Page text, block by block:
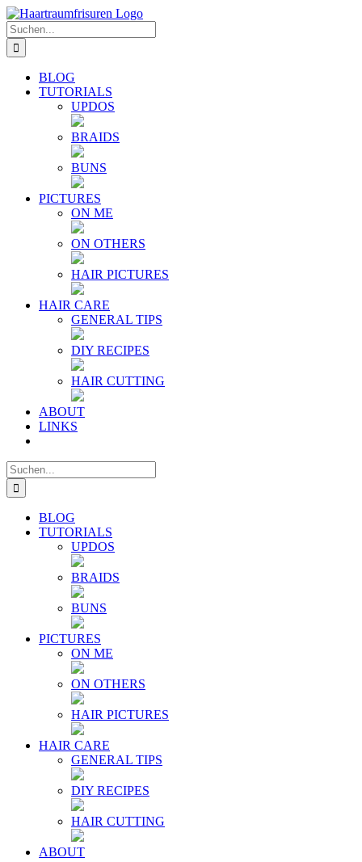
Zum
Inhalt
springen
E-
Mail
YouTube
Instagram
Facebook
Twitter
Suche
nach:
BLOG
TUTORIALS
UPDOS
BRAIDS
BUNS
PICTURES
ON ME
ON OTHERS
HAIR PICTURES
HAIR CARE
GENERAL TIPS
DIY RECIPES
HAIR CUTTING
ABOUT
LINKS
Suche
nach:
BLOG
TUTORIALS
UPDOS
BRAIDS
BUNS
PICTURES
ON ME
ON OTHERS
HAIR PICTURES
HAIR CARE
GENERAL TIPS
DIY RECIPES
HAIR CUTTING
ABOUT